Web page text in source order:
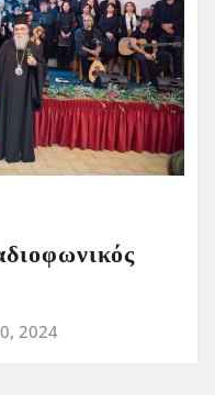
2024